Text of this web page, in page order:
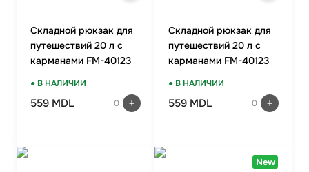
Складной рюкзак для
путешествий 20 л с
карманами FM-40123
● В НАЛИЧИИ
559 MDL 0
Складной рюкзак для
путешествий 20 л с
карманами FM-40123
● В НАЛИЧИИ
559 MDL 0
New